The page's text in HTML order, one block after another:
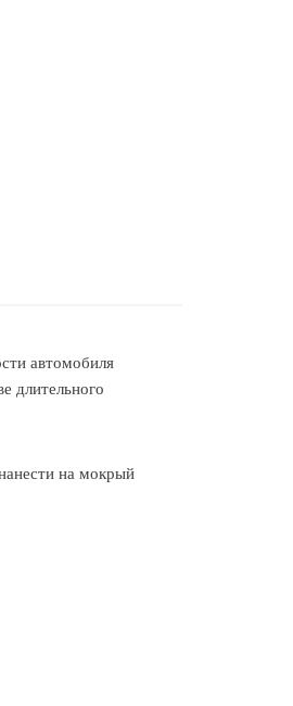
автомобиля
длительного
на мокрый